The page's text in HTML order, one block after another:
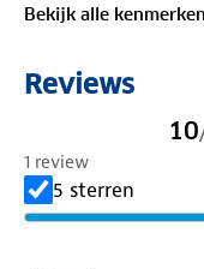
Bekijk alle kenmerken
Reviews
10
1 review
5 sterren